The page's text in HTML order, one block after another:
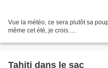
Vue la météo, ce sera plutôt sa
même cet été, je crois.....
Tahiti dans le sac